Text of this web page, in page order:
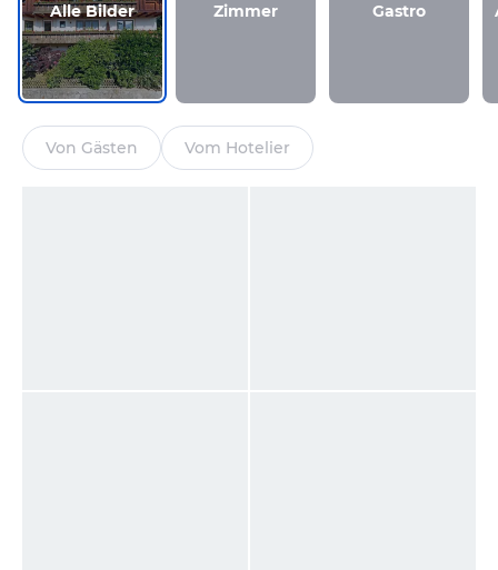
Alle Bilder Zimmer Gastro
Von Gästen Vom Hotelier